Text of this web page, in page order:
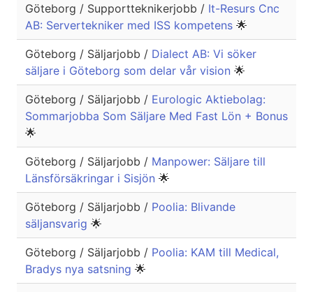
Göteborg / Supportteknikerjobb / It-Resurs Cnc
AB: Servertekniker med ISS kompetens 🌟
Göteborg / Säljarjobb / Dialect AB: Vi söker
säljare i Göteborg som delar vår vision 🌟
Göteborg / Säljarjobb / Eurologic Aktiebolag:
Sommarjobba Som Säljare Med Fast Lön + Bonus
🌟
Göteborg / Säljarjobb / Manpower: Säljare till
Länsförsäkringar i Sisjön 🌟
Göteborg / Säljarjobb / Poolia: Blivande
säljansvarig 🌟
Göteborg / Säljarjobb / Poolia: KAM till Medical,
Bradys nya satsning 🌟